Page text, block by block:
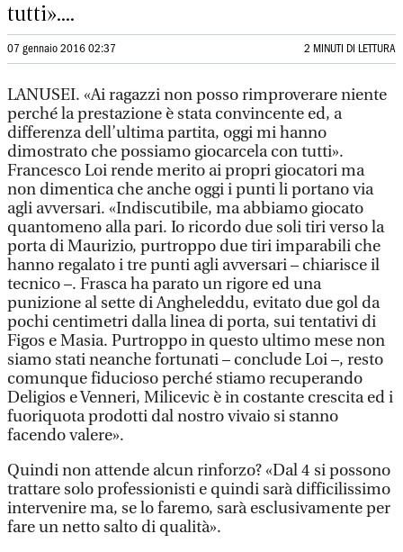
tutti»....
07 gennaio 2016 02:37 2 MINUTI DI LETTURA
LANUSEI. «Ai ragazzi non posso rimproverare niente
perché la prestazione è stata convincente ed, a
differenza dell’ultima partita, oggi mi hanno
dimostrato che possiamo giocarcela con tutti».
Francesco Loi rende merito ai propri giocatori ma
non dimentica che anche oggi i punti li portano via
agli avversari. «Indiscutibile, ma abbiamo giocato
quantomeno alla pari. Io ricordo due soli tiri verso la
porta di Maurizio, purtroppo due tiri imparabili che
hanno regalato i tre punti agli avversari – chiarisce il
tecnico –. Frasca ha parato un rigore ed una
punizione al sette di Angheleddu, evitato due gol da
pochi centimetri dalla linea di porta, sui tentativi di
Figos e Masia. Purtroppo in questo ultimo mese non
siamo stati neanche fortunati – conclude Loi –, resto
comunque fiducioso perché stiamo recuperando
Deligios e Venneri, Milicevic è in costante crescita ed i
fuoriquota prodotti dal nostro vivaio si stanno
facendo valere».
Quindi non attende alcun rinforzo? «Dal 4 si possono
trattare solo professionisti e quindi sarà difficilissimo
intervenire ma, se lo faremo, sarà esclusivamente per
fare un netto salto di qualità».